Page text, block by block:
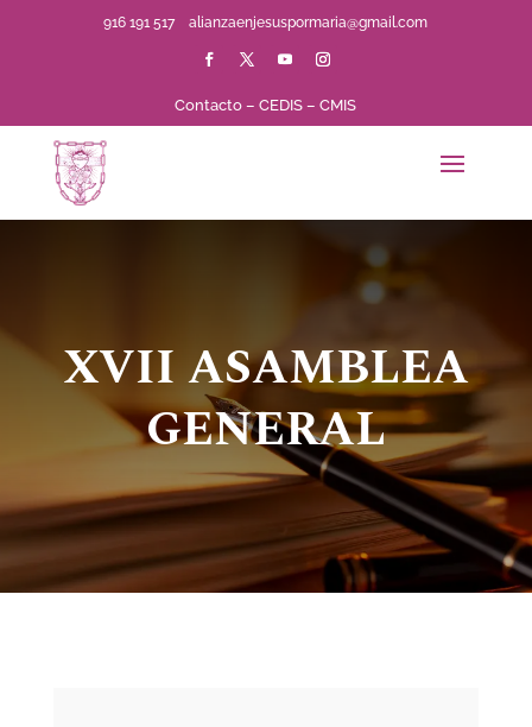
916 191 517alianzaenjesuspormaria@gmail.com
Contacto –CEDIS –CMIS
XVII ASAMBLEA
GENERAL